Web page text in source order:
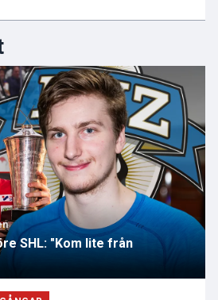
SHL: "Kom lite från